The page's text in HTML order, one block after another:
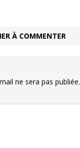
À COMMENTER
ne sera pas publiée.